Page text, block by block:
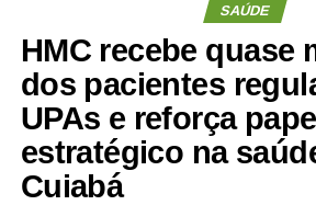
SAÚDE
HMC recebe quase
dos pacientes
UPAs e reforça
estratégico na
Cuiabá